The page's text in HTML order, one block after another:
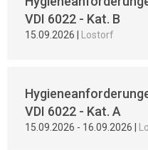
VDI 6022 - Kat. B
15.09.2026 Lostorf
VDI 6022 - Kat. A
15.09.2026 - 16.09.2026